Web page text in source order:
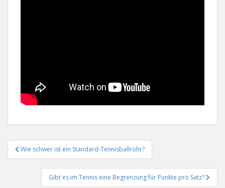
Beitrags-
Navigation
Wie schwer ist ein Standard-Tennisballrohr?
Gibt es im Tennis eine Begrenzung für Punkte pro Satz?